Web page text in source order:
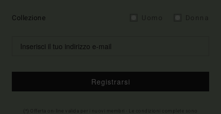
Collezione
Registrarsi